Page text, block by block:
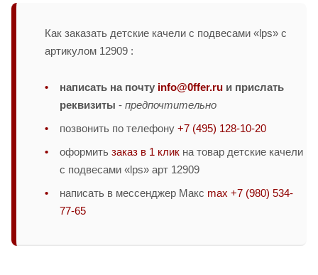
Как заказать детские качели с подвесами «lps» с
артикулом 12909 :
написать на почту info@0ffer.ru и прислать
реквизиты - предпочтительно
позвонить по телефону +7 (495) 128-10-20
оформить заказ в 1 клик на товар детские качели
с подвесами «lps» арт 12909
написать в мессенджер Макс max +7 (980) 534-
77-65